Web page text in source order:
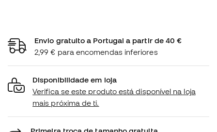
Envio gratuito a Portugal a partir de 40 €
2,99 € para encomendas inferiores
Disponibilidade em loja
Verifica se este produto está disponível na loja
mais próxima de ti.